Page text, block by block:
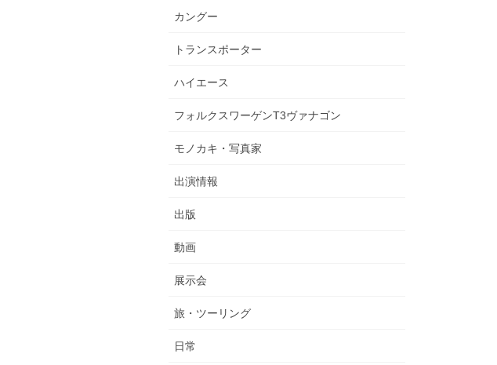
カングー
トランスポーター
ハイエース
フォルクスワーゲンT3ヴァナゴン
モノカキ・写真家
出演情報
出版
動画
展示会
旅・ツーリング
日常